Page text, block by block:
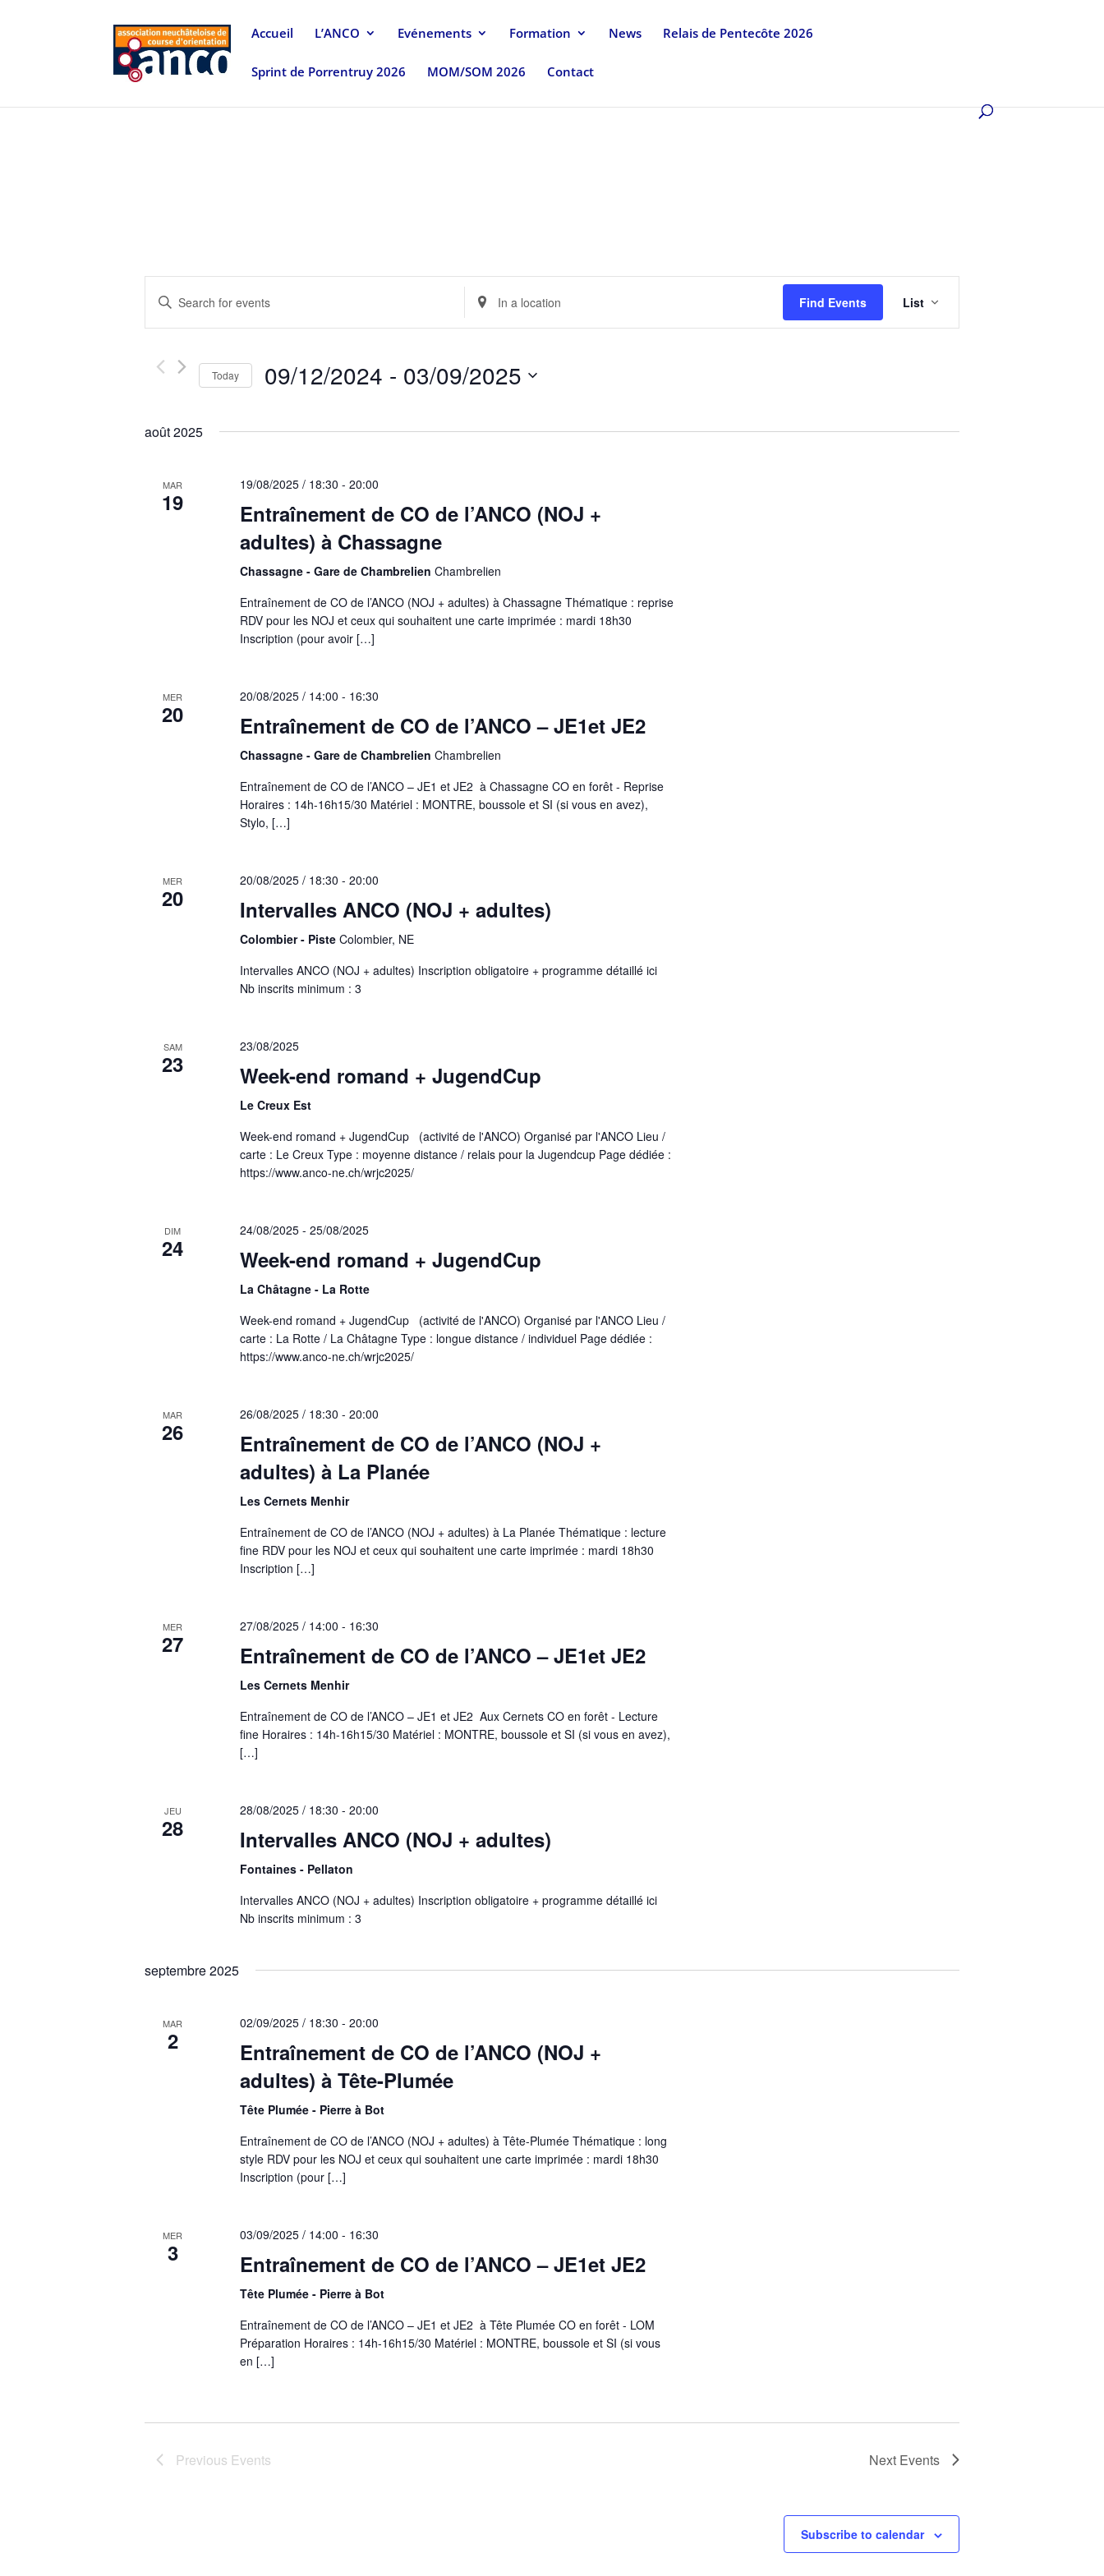
Accueil L’ANCO Evénements Formation News Relais de Pentecôte 2026
Sprint de Porrentruy 2026 MOM/SOM 2026 Contact
Events
Search
and
Navigation
Enter
Keyword.
Search
Events
Enter
Location.
Search
Events
by
Find Events
Event
Views
Navigation
List
Today 09/12/2024 - 03/09/2025
août 2025
MAR
19
19/08/2025 / 18:30 - 20:00
Entraînement de CO de l’ANCO (NOJ +
adultes) à Chassagne
Chassagne - Gare de Chambrelien Chambrelien
Entraînement de CO de l’ANCO (NOJ + adultes) à Chassagne Thématique : reprise
RDV pour les NOJ et ceux qui souhaitent une carte imprimée : mardi 18h30
Inscription (pour avoir […]
MER
20
20/08/2025 / 14:00 - 16:30
Entraînement de CO de l’ANCO – JE1et JE2
Chassagne - Gare de Chambrelien Chambrelien
Entraînement de CO de l’ANCO – JE1 et JE2 à Chassagne CO en forêt - Reprise
Horaires : 14h-16h15/30 Matériel : MONTRE, boussole et SI (si vous en avez),
Stylo, […]
MER
20
20/08/2025 / 18:30 - 20:00
Intervalles ANCO (NOJ + adultes)
Colombier - Piste Colombier, NE
Intervalles ANCO (NOJ + adultes) Inscription obligatoire + programme détaillé ici
Nb inscrits minimum : 3
SAM
23
23/08/2025
Week-end romand + JugendCup
Le Creux Est
Week-end romand + JugendCup (activité de l'ANCO) Organisé par l'ANCO Lieu /
carte : Le Creux Type : moyenne distance / relais pour la Jugendcup Page dédiée :
https://www.anco-ne.ch/wrjc2025/
DIM
24
24/08/2025- 25/08/2025
Week-end romand + JugendCup
La Châtagne - La Rotte
Week-end romand + JugendCup (activité de l'ANCO) Organisé par l'ANCO Lieu /
carte : La Rotte / La Châtagne Type : longue distance / individuel Page dédiée :
https://www.anco-ne.ch/wrjc2025/
MAR
26
26/08/2025 / 18:30 - 20:00
Entraînement de CO de l’ANCO (NOJ +
adultes) à La Planée
Les Cernets Menhir
Entraînement de CO de l’ANCO (NOJ + adultes) à La Planée Thématique : lecture
fine RDV pour les NOJ et ceux qui souhaitent une carte imprimée : mardi 18h30
Inscription […]
MER
27
27/08/2025 / 14:00 - 16:30
Entraînement de CO de l’ANCO – JE1et JE2
Les Cernets Menhir
Entraînement de CO de l’ANCO – JE1 et JE2 Aux Cernets CO en forêt - Lecture
fine Horaires : 14h-16h15/30 Matériel : MONTRE, boussole et SI (si vous en avez),
[…]
JEU
28
28/08/2025 / 18:30 - 20:00
Intervalles ANCO (NOJ + adultes)
Fontaines - Pellaton
Intervalles ANCO (NOJ + adultes) Inscription obligatoire + programme détaillé ici
Nb inscrits minimum : 3
septembre 2025
MAR
2
02/09/2025 / 18:30 - 20:00
Entraînement de CO de l’ANCO (NOJ +
adultes) à Tête-Plumée
Tête Plumée - Pierre à Bot
Entraînement de CO de l’ANCO (NOJ + adultes) à Tête-Plumée Thématique : long
style RDV pour les NOJ et ceux qui souhaitent une carte imprimée : mardi 18h30
Inscription (pour […]
MER
3
03/09/2025 / 14:00 - 16:30
Entraînement de CO de l’ANCO – JE1et JE2
Tête Plumée - Pierre à Bot
Entraînement de CO de l’ANCO – JE1 et JE2 à Tête Plumée CO en forêt - LOM
Préparation Horaires : 14h-16h15/30 Matériel : MONTRE, boussole et SI (si vous
en […]
Previous Events Next Events
Subscribe to calendar